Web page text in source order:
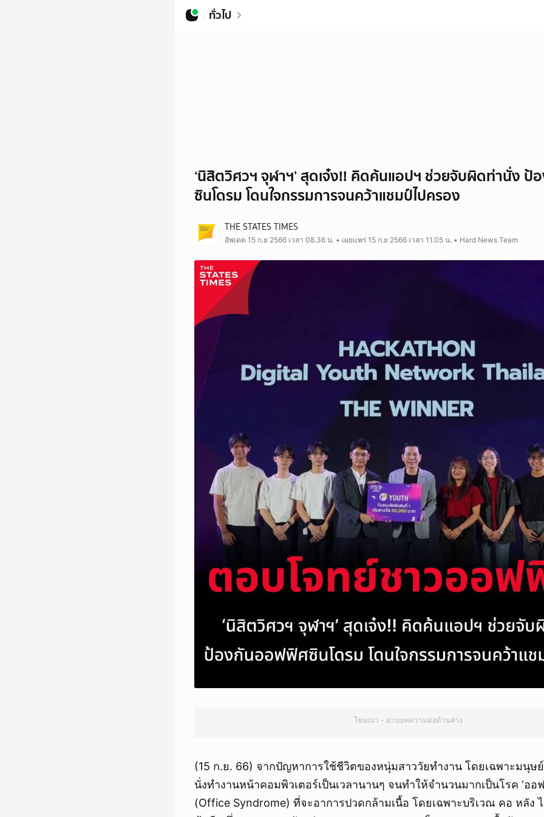
ทั่วไป
‘นิสิตวิศวฯ จุฬาฯ’ สุดเจ๋ง!! คิดค้นแอปฯ ช่วยจับผิดท่านั่ง
ซินโดรม โดนใจกรรมการจนคว้าแชมป์ไปครอง
THE STATES TIMES
อัพเดต 15 ก.ย 2566 เวลา 08.36 น. • เผยแพร่ 15 ก.ย 2566 เวลา 11.05 น. • Hard News Team
โฆษณา - อ่านบทความต่อด้านล่าง
(15 ก.ย. 66) จากปัญหาการใช้ชีวิตของหนุ่มสาววัยทำงาน โดยเฉพาะมนุษ
นั่งทำงานหน้าคอมพิวเตอร์เป็นเวลานานๆ จนทำให้จำนวนมากเป็นโรค ‘ออ
(Office Syndrome) ที่จะอาการปวดกล้ามเนื้อ โดยเฉพาะบริเวณ คอ หลัง